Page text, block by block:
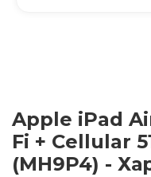
Apple iPad
Fi + Cellular
(MH9P4) -